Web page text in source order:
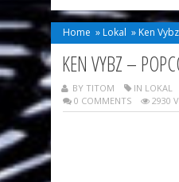
Home » Lokal » Ken
KEN VYBZ –
BY TITOM IN LOKAL
0 COMMENTS
2930